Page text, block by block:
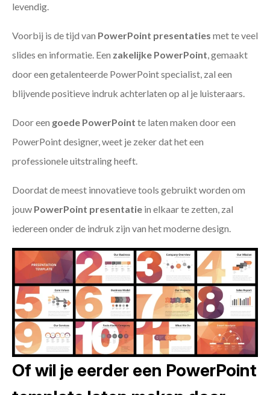
levendig.
Voorbij is de tijd van PowerPoint presentaties met te veel
slides en informatie. Een zakelijke PowerPoint, gemaakt
door een getalenteerde PowerPoint specialist, zal een
blijvende positieve indruk achterlaten op al je luisteraars.
Door een goede PowerPoint te laten maken door een
PowerPoint designer, weet je zeker dat het een
professionele uitstraling heeft.
Doordat de meest innovatieve tools gebruikt worden om
jouw PowerPoint presentatie in elkaar te zetten, zal
iedereen onder de indruk zijn van het moderne design.
Of wil je eerder een PowerPoint